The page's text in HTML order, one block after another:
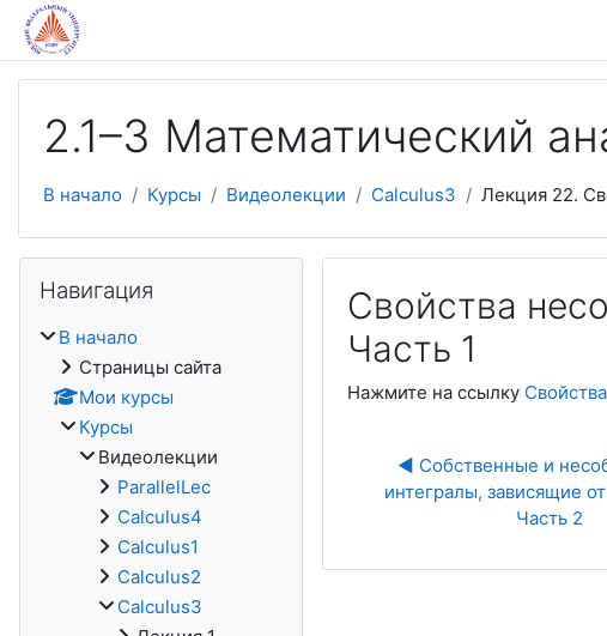
Перейти к основному содержанию
2.1–3 Математический
В начало Курсы Видеолекции Calculus3 Лекция 22.
Свойства
Часть 1
Нажмите на ссылку
◀︎ Собственные и
интегралы, зависящие
Часть 2
Навигация
В начало
Страницы сайта
Мои курсы
Курсы
Видеолекции
ParallelLec
Calculus4
Calculus1
Calculus2
Calculus3